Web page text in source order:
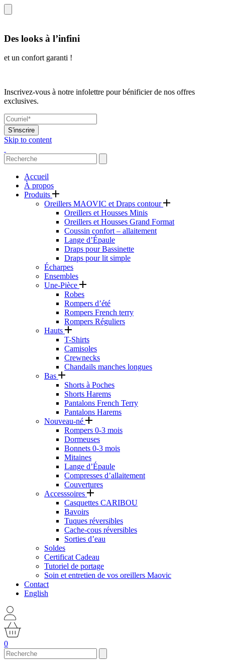
Des looks à l’infini
et un confort garanti !
Inscrivez-vous à notre infolettre pour bénificier de nos offres
exclusives.
S'inscrire
Skip to content
Accueil
À propos
Produits
Oreillers MAOVIC et Draps contour
Oreillers et Housses Minis
Oreillers et Housses Grand Format
Coussin confort – allaitement
Lange d’Épaule
Draps pour Bassinette
Draps pour lit simple
Écharpes
Ensembles
Une-Pièce
Robes
Rompers d’été
Rompers French terry
Rompers Réguliers
Hauts
T-Shirts
Camisoles
Crewnecks
Chandails manches longues
Bas
Shorts à Poches
Shorts Harems
Pantalons French Terry
Pantalons Harems
Nouveau-né
Rompers 0-3 mois
Dormeuses
Bonnets 0-3 mois
Mitaines
Lange d’Épaule
Compresses d’allaitement
Couvertures
Accesssoires
Casquettes CARIBOU
Bavoirs
Tuques réversibles
Cache-cous réversibles
Sorties d’eau
Soldes
Certificat Cadeau
Tutoriel de portage
Soin et entretien de vos oreillers Maovic
Contact
English
0